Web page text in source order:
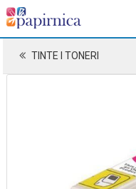
TINTE I TONERI